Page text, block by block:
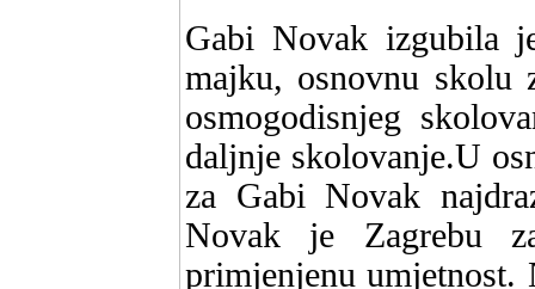
Gabi Novak izgubila
majku, osnovnu skolu
osmogodisnjeg
daljnje skolovanje.U
za Gabi Novak
Novak je Zagrebu
primjenjenu